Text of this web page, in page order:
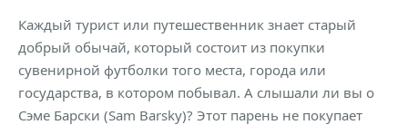
Каждый турист или путешественник знает старый
добрый обычай, который состоит из покупки
сувенирной футболки того места, города или
государства, в котором побывал. А слышали ли вы о
Сэме Барски (Sam Barsky)? Этот парень не покупает